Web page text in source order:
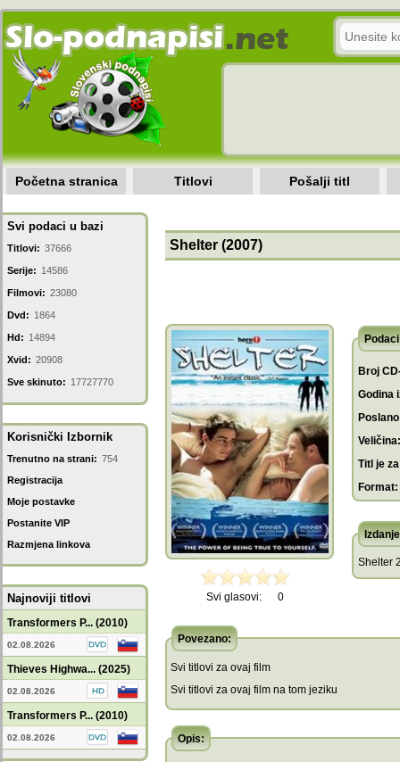
Početna stranica Titlovi Pošalji titl
Svi podaci u bazi
Titlovi: 37666
Serije: 14586
Filmovi: 23080
Dvd: 1864
Hd: 14894
Xvid: 20908
Sve skinuto: 17727770
Korisnički Izbornik
Trenutno na strani: 754
Registracija
Moje postavke
Postanite VIP
Razmjena linkova
Najnoviji titlovi
Transformers P... (2010)
02.08.2026
Thieves Highwa... (2025)
02.08.2026
Transformers P... (2010)
02.08.2026
Shelter (2007)
Svi glasovi: 0
Broj
Godina
Veličina:
Titl je
Format:
Shelter
Povezano:
Svi titlovi za ovaj film
Svi titlovi za ovaj film na tom jeziku
Opis: